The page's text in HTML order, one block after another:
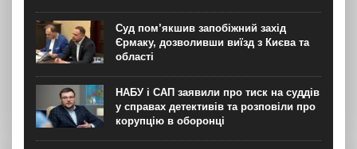
Суд пом’якшив запобіжний захід
Єрмаку, дозволивши виїзд з Києва та
області
НАБУ і САП заявили про тиск на суддів
у справах детективів та розповіли про
корупцію в оборонці